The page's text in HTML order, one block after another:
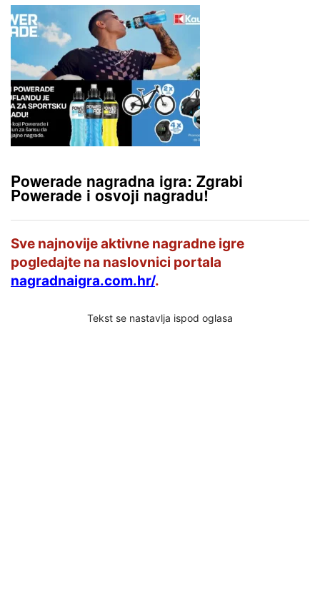
Powerade nagradna igra: Zgrabi
Powerade i osvoji nagradu!
Sve najnovije aktivne nagradne igre
pogledajte na naslovnici portala
nagradnaigra.com.hr/.
Tekst se nastavlja ispod oglasa